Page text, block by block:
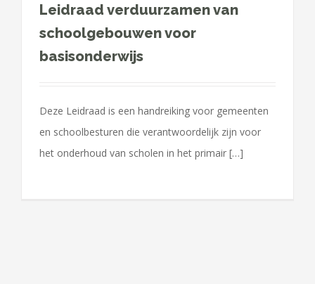
Leidraad verduurzamen van
schoolgebouwen voor
basisonderwijs
Deze Leidraad is een handreiking voor gemeenten
en schoolbesturen die verantwoordelijk zijn voor
het onderhoud van scholen in het primair […]